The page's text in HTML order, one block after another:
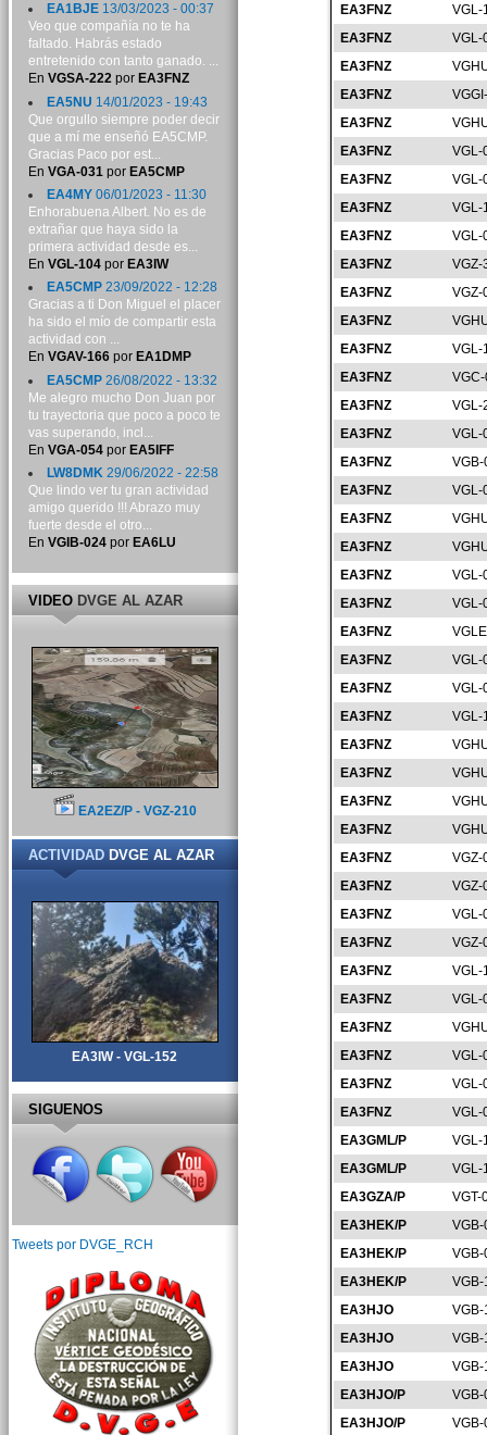
EA3FNZ
VGL-
EA3FNZ
VGL-
EA3FNZ
EA3FNZ
EA3FNZ
EA3FNZ
VGL-
EA3FNZ
VGL-
EA3FNZ
VGL-
EA3FNZ
VGL-
EA3FNZ
VGZ-
EA3FNZ
VGZ-
EA3FNZ
EA3FNZ
VGL-
EA3FNZ
EA3FNZ
VGL-
EA3FNZ
VGL-
EA3FNZ
EA3FNZ
VGL-
EA3FNZ
EA3FNZ
EA3FNZ
VGL-
EA3FNZ
VGL-
EA3FNZ
EA3FNZ
VGL-
EA3FNZ
VGL-
EA3FNZ
VGL-
EA3FNZ
EA3FNZ
EA3FNZ
EA3FNZ
EA3FNZ
VGZ-
EA3FNZ
VGZ-
EA3FNZ
VGL-
EA3FNZ
VGZ-
EA3FNZ
VGL-
EA3FNZ
VGL-
EA3FNZ
EA3FNZ
VGL-
EA3FNZ
VGL-
EA3FNZ
VGL-
EA3GML/P
VGL-
EA3GML/P
VGL-
EA3GZA/P
VGT-
EA3HEK/P
EA3HEK/P
EA3HEK/P
EA3HJO
EA3HJO
EA3HJO
EA3HJO/P
EA3HJO/P
EA1BJE13/03/2023 - 00:37
Veo que compañía no te ha
faltado. Habrás estado
entretenido con tanto ganado. ...
En VGSA-222por EA3FNZ
EA5NU 14/01/2023 - 19:43
Que orgullo siempre poder decir
que a mí me enseñó EA5CMP.
Gracias Paco por est...
En VGA-031 por EA5CMP
EA4MY06/01/2023 - 11:30
Enhorabuena Albert. No es de
extrañar que haya sido la
primera actividad desde es...
En VGL-104por EA3IW
EA5CMP23/09/2022 - 12:28
Gracias a ti Don Miguel el placer
ha sido el mío de compartir esta
actividad con ...
En VGAV-166por EA1DMP
EA5CMP26/08/2022 - 13:32
Me alegro mucho Don Juan por
tu trayectoria que poco a poco te
vas superando, incl...
En VGA-054por EA5IFF
LW8DMK29/06/2022 - 22:58
Que lindo ver tu gran actividad
amigo querido !!! Abrazo muy
fuerte desde el otro...
En VGIB-024por EA6LU
VIDEODVGE AL AZAR
EA2EZ/P - VGZ-210
ACTIVIDADDVGE AL AZAR
EA3IW - VGL-152
SIGUENOS
Tweets por DVGE_RCH